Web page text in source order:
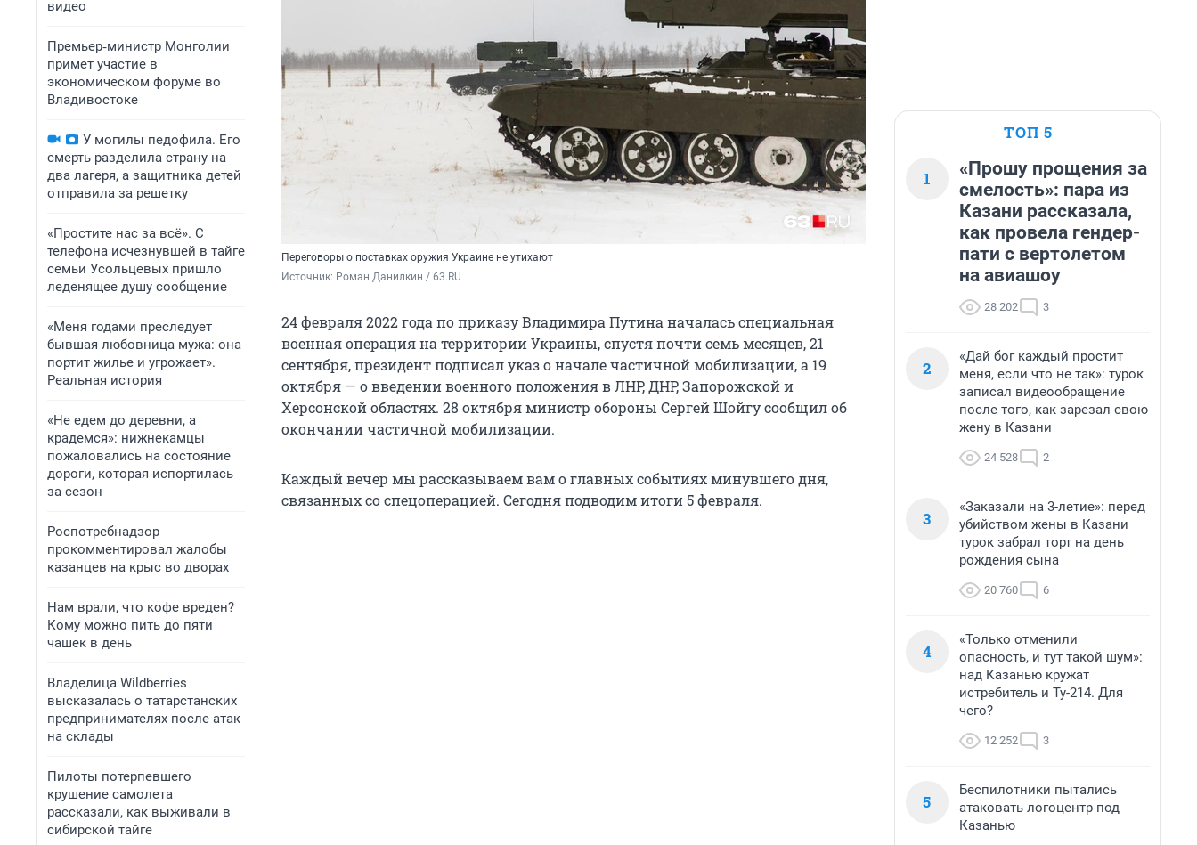
видео
Премьер‑министр Монголии
примет участие в
экономическом форуме во
Владивостоке
У могилы педофила. Его
смерть разделила страну на
два лагеря, а защитника детей
отправила за решетку
«Простите нас за всё». С
телефона исчезнувшей в тайге
семьи Усольцевых пришло
леденящее душу сообщение
«Меня годами преследует
бывшая любовница мужа: она
портит жилье и угрожает».
Реальная история
«Не едем до деревни, а
крадемся»: нижнекамцы
пожаловались на состояние
дороги, которая испортилась
за сезон
Роспотребнадзор
прокомментировал жалобы
казанцев на крыс во дворах
Нам врали, что кофе вреден?
Кому можно пить до пяти
чашек в день
Владелица Wildberries
высказалась о татарстанских
предпринимателях после атак
на склады
Пилоты потерпевшего
крушение самолета
рассказали, как выживали в
сибирской тайге
Переговоры о поставках оружия Украине не утихают
Источник: Роман Данилкин / 63.RU
24 февраля 2022 года по приказу Владимира Путина началась специальная
военная операция на территории Украины, спустя почти семь месяцев, 21
сентября, президент подписал указ о начале частичной мобилизации, а 19
октября — о введении военного положения в ЛНР, ДНР, Запорожской и
Херсонской областях. 28 октября министр обороны Сергей Шойгу сообщил об
окончании частичной мобилизации.
Каждый вечер мы рассказываем вам о главных событиях минувшего дня,
связанных со спецоперацией. Сегодня подводим итоги 5 февраля.
ТОП 5
1
«Прошу прощения за
смелость»: пара из
Казани рассказала,
как провела гендер-
пати с вертолетом
на авиашоу
28 202 3
2
«Дай бог каждый простит
меня, если что не так»: турок
записал видеообращение
после того, как зарезал свою
жену в Казани
24 528 2
3
«Заказали на 3-летие»: перед
убийством жены в Казани
турок забрал торт на день
рождения сына
20 760 6
4
«Только отменили
опасность, и тут такой шум»:
над Казанью кружат
истребитель и Ту-214. Для
чего?
12 252 3
5
Беспилотники пытались
атаковать логоцентр под
Казанью